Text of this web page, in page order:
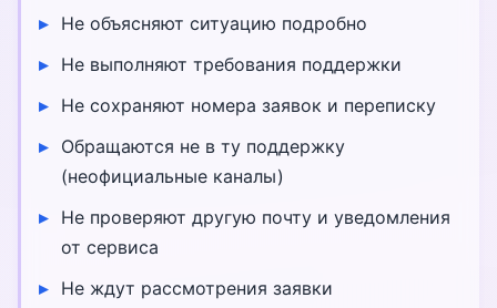
Не объясняют ситуацию подробно
Не выполняют требования поддержки
Не сохраняют номера заявок и переписку
Обращаются не в ту поддержку
(неофициальные каналы)
Не проверяют другую почту и уведомления
от сервиса
Не ждут рассмотрения заявки